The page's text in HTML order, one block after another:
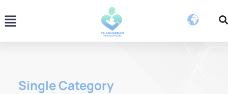
to
content
Menu
Single Category